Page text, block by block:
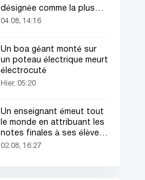
désignée comme la plus
belle femme du monde !
04.08, 14:16
Un boa géant monté sur
un poteau électrique meurt
électrocuté
Hier, 05:20
Un enseignant émeut tout
le monde en attribuant les
notes finales à ses élèves
avant sa mort
02.08, 16:27